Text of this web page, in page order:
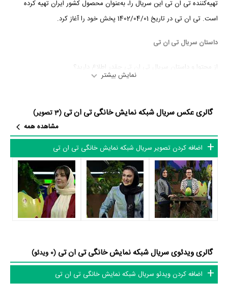
تهیه‌کننده تی ان تی این سریال را، به‌عنوان محصول کشور ایران تهیه کرده
است. تی ان تی در تاریخ 1402/04/01 پخش خود را آغاز کرد.
داستان سریال تی ان تی
از محتوا و داستان سریال تی ان تی چقدر اطلاع دارید؟
سقف... »
عوامل سریال تی ان تی
نظرتان درباره ضرباهنگ و تدوین سریال تی ان تی چیست؟ تدوین تی ان تی
رامهیار صادقیانانجام داده است.پیمان قانعطراحی صحنه سریال تی ان تی
را انجام نموده است. در مجموع بیش از 7 نفر در تولید سریال تی ان تی نقش
داشته‌اند و هر یک از آنها در منظومیک صفحه اختصاصی دارند.
تاکنون در صفحه اختصاصی سریال تی ان تی درمنظوم اطلاعات بسیاری توسط
نمایش بیشتر
گالری عکس سریال شبکه نمایش خانگی تی ان تی (3 تصویر)
مشاهده همه
اضافه کردن تصویر سریال شبکه نمایش خانگی تی ان تی
گالری ویدئوی سریال شبکه نمایش خانگی تی ان تی (0 ویدئو)
اضافه کردن ویدئو سریال شبکه نمایش خانگی تی ان تی